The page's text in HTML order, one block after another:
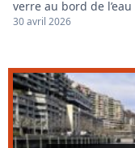
verre au bord de l’eau
30 avril 2026